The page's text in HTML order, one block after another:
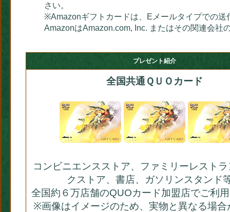
さい。
※Amazonギフトカードは、Eメールタイプでの送
AmazonはAmazon.com, Inc. またはその関連会社
プレゼント紹介
全国共通ＱＵＯカード
コンビニエンスストア、ファミリーレスト
クストア、書店、ガソリンスタンド
全国約６万店舗のQUOカード加盟店でご利
※画像はイメージのため、実物と異なる場合